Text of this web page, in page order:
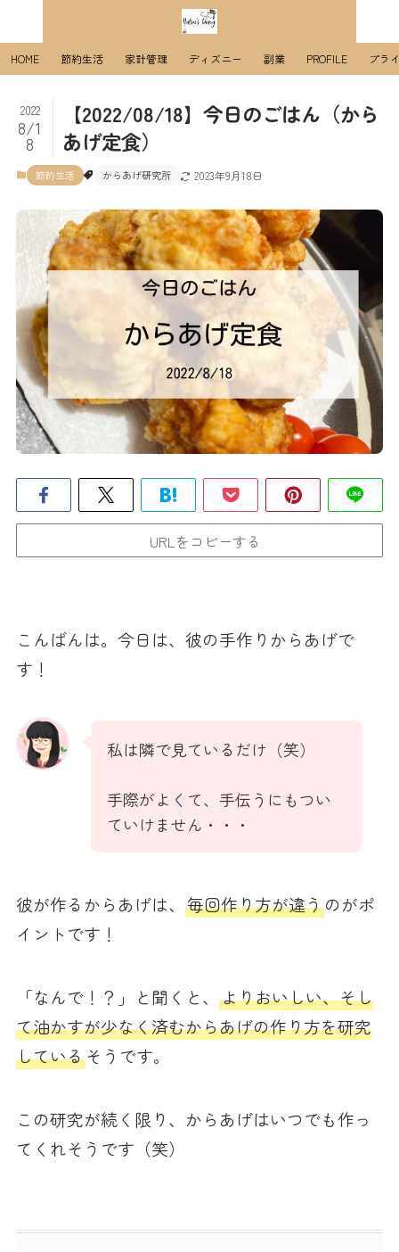
HOME 節約生活 家計管理 ディズニー 副業 PROFILE プラ
【2022/08/18】今日のごはん（から
あげ定食）
2022
8/1
8
節約生活 からあげ研究所 2023年9月18日
URLをコピーする
こんばんは。今日は、彼の手作りからあげで
す！
私は隣で見ているだけ（笑）
手際がよくて、手伝うにもつい
ていけません・・・
彼が作るからあげは、 毎回作り方が違うのがポ
イントです！
「なんで！？」と聞くと、 よりおいしい、そし
て油かすが少なく済むからあげの作り方を研究
しているそうです。
この研究が続く限り、からあげはいつでも作っ
てくれそうです（笑）